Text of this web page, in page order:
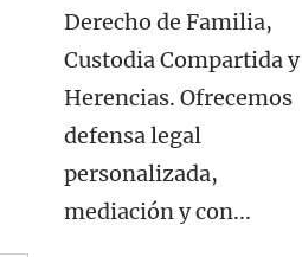
Derecho de Familia,
Custodia Compartida y
Herencias. Ofrecemos
defensa legal
personalizada,
mediación y con...